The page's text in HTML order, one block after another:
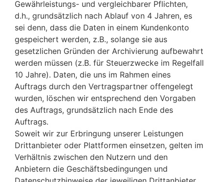
Gewährleistungs- und vergleichbarer Pflichten,
d.h., grundsätzlich nach Ablauf von 4 Jahren, es
sei denn, dass die Daten in einem Kundenkonto
gespeichert werden, z.B., solange sie aus
gesetzlichen Gründen der Archivierung aufbewahrt
werden müssen (z.B. für Steuerzwecke im Regelfall
10 Jahre). Daten, die uns im Rahmen eines
Auftrags durch den Vertragspartner offengelegt
wurden, löschen wir entsprechend den Vorgaben
des Auftrags, grundsätzlich nach Ende des
Auftrags.
Soweit wir zur Erbringung unserer Leistungen
Drittanbieter oder Plattformen einsetzen, gelten im
Verhältnis zwischen den Nutzern und den
Anbietern die Geschäftsbedingungen und